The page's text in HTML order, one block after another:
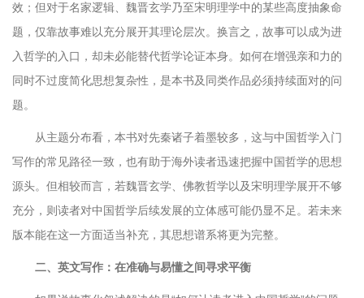
效；但对于名家逻辑、魏晋玄学乃至宋明理学中的某些高度抽象命
题，仅靠故事难以充分展开其理论层次。换言之，故事可以成为进
入哲学的入口，却未必能替代哲学论证本身。如何在增强亲和力的
同时不过度简化思想复杂性，是本书及同类作品必须持续面对的问
题。
从主题分布看，本书对先秦诸子着墨较多，这与中国哲学入门
写作的常见路径一致，也有助于海外读者迅速把握中国哲学的思想
源头。但相较而言，若魏晋玄学、佛教哲学以及宋明理学展开不够
充分，则读者对中国哲学后续发展的立体感可能仍显不足。若未来
版本能在这一方面适当补充，其思想谱系将更为完整。
二、英文写作：在准确与易懂之间寻求平衡